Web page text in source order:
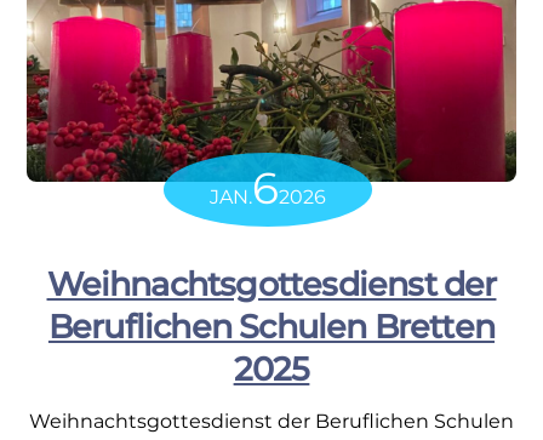
JAN.62026
Weihnachtsgottesdienst der
Beruflichen Schulen Bretten
2025
Weihnachtsgottesdienst der Beruflichen Schulen